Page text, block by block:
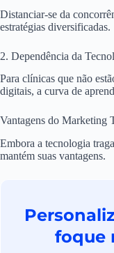
Distanciar-se da
estratégias diversificadas.
2. Dependência da
Para clínicas que não
digitais, a curva de
Vantagens do Marketing
Embora a tecnologia
mantém suas vantagens.
foque